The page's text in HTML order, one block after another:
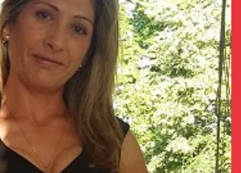
Club di Più
Valeria Pilla
Club di Più